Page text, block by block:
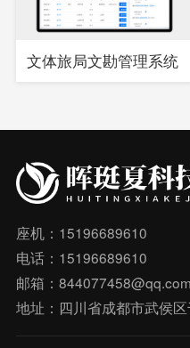
文体旅局文勘管理系统
座机：15196689610
电话：15196689610
邮箱：844077458@qq.com
地址：四川省成都市武侯